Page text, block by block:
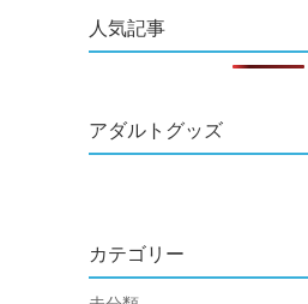
人気記事
アダルトグッズ
カテゴリー